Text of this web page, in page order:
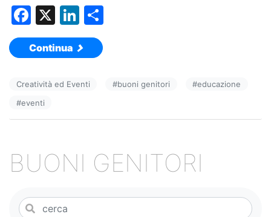
F
a
c
b
o
k
X
Li
n
k
dI
vi
Continua
Creatività ed Eventi #buoni genitori #educazione
#eventi
BUONI GENITORI